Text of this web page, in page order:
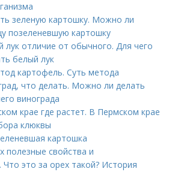
зеленую картошку. Можно ли
позеленевшую картошку
лук отличие от обычного. Для чего
белый лук
картофель. Суть метода
что делать. Можно ли делать
винограда
крае где растет. В Пермском крае
клюквы
картошка
полезные свойства и
Что это за орех такой? История